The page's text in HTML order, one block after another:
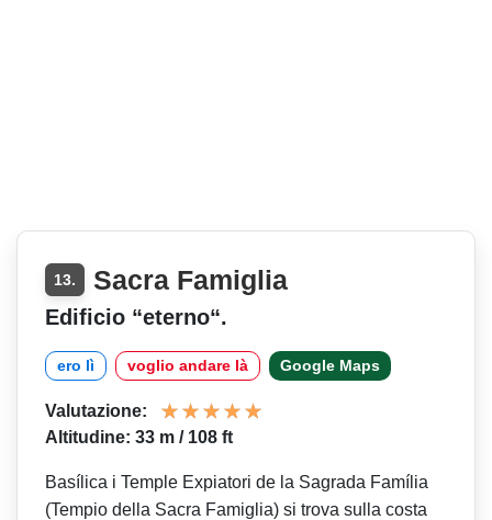
13. Sacra Famiglia
Edificio “eterno“.
ero lì voglio andare là Google Maps
Valutazione:
Altitudine: 33 m / 108 ft
Basílica i Temple Expiatori de la Sagrada Família
(Tempio della Sacra Famiglia) si trova sulla costa